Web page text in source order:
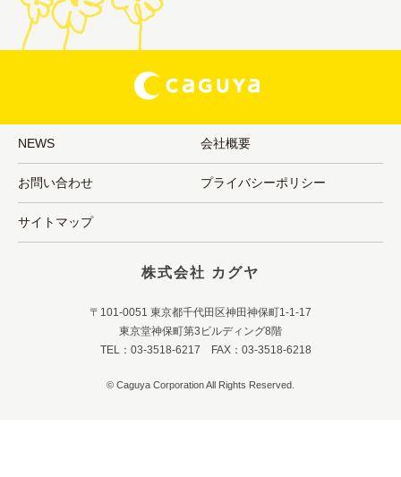
NEWS 会社概要
お問い合わせ プライバシーポリシー
サイトマップ
株式会社 カグヤ
〒101-0051 東京都千代田区神田神保町1-1-17
東京堂神保町第3ビルディング8階
TEL：03-3518-6217 FAX：03-3518-6218
© Caguya Corporation All Rights Reserved.